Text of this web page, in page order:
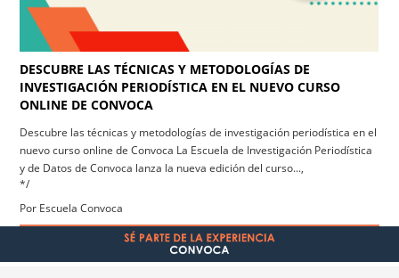
DESCUBRE LAS TÉCNICAS Y METODOLOGÍAS DE
INVESTIGACIÓN PERIODÍSTICA EN EL NUEVO CURSO
ONLINE DE CONVOCA
Descubre las técnicas y metodologías de investigación periodística en el
nuevo curso online de Convoca La Escuela de Investigación Periodística
y de Datos de Convoca lanza la nueva edición del curso...,
*/
Por Escuela Convoca